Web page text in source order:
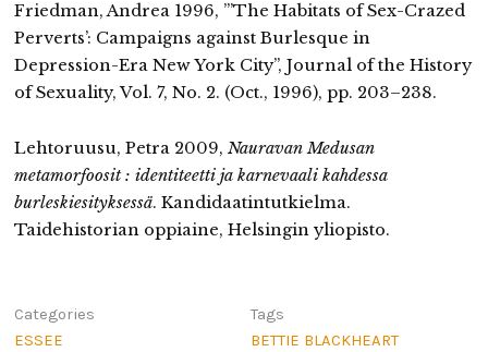
Friedman, Andrea 1996, ”’The Habitats of Sex-Crazed
Perverts’: Campaigns against Burlesque in
Depression-Era New York City”, Journal of the History
of Sexuality, Vol. 7, No. 2. (Oct., 1996), pp. 203–238.
Lehtoruusu, Petra 2009, Nauravan Medusan
metamorfoosit : identiteetti ja karnevaali kahdessa
burleskiesityksessä. Kandidaatintutkielma.
Taidehistorian oppiaine, Helsingin yliopisto.
Categories
ESSEE
Tags
BETTIE BLACKHEART